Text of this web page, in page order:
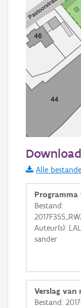
Informatie
i
+
Basis Lagen
Alle
Programma
Bestand:
Auteur(s):
sander
Verslag van
Bestand: